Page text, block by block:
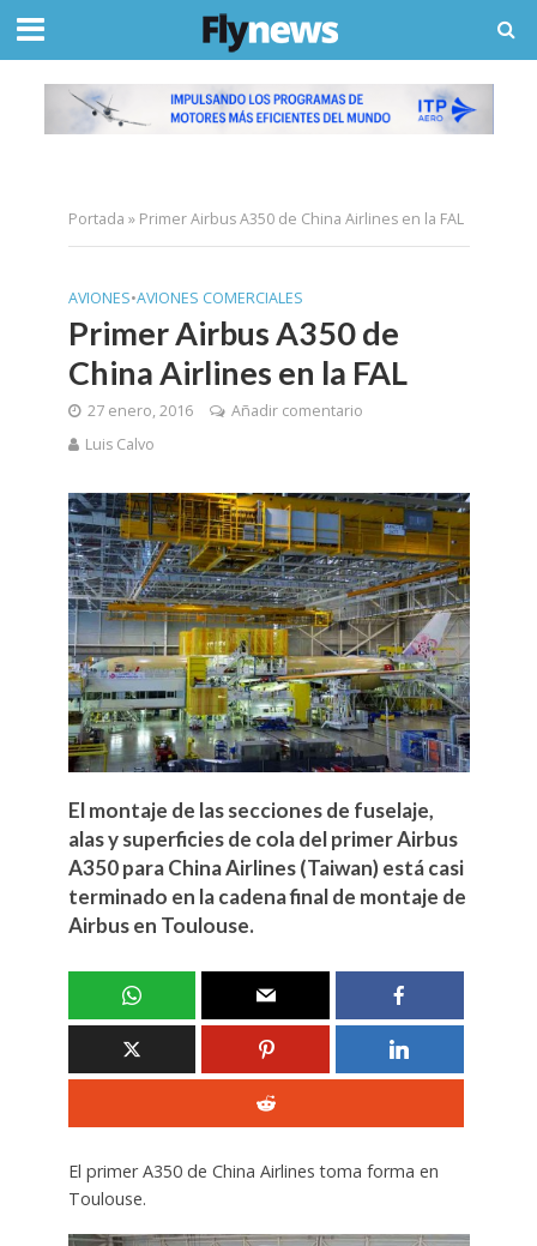
Portada » Primer Airbus A350 de China Airlines en la FAL
AVIONES•AVIONES COMERCIALES
Primer Airbus A350 de
China Airlines en la FAL
27 enero, 2016
Añadir comentario
Luis Calvo
El montaje de las secciones de fuselaje,
alas y superficies de cola del primer Airbus
A350 para China Airlines (Taiwan) está casi
terminado en la cadena final de montaje de
Airbus en Toulouse.
El primer A350 de China Airlines toma forma en
Toulouse.